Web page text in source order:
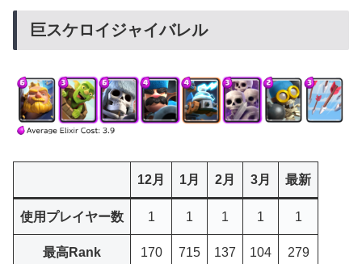
巨スケロイジャイバレル
12月 1月 2月 3月 最新
使用プレイヤー数 1 1 1 1 1
最高Rank 170 715 137 104 279